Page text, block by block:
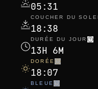
05:31
COUCHER DU
18:38
DURÉE DU JOUR
13H 6M
DORÉE
18:07
BLEUE